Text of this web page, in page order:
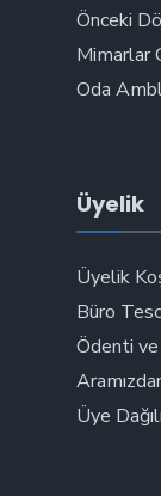
Önceki
Mimarlar
Oda
Üyelik
Üyelik
Büro
Ödenti ve
Üye